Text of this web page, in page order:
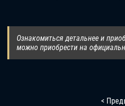
Ознакомиться детальнее и
можно приобрести на
<